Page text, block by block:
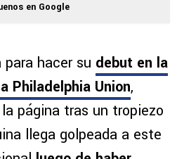
en Google
para hacer su debut en la
Philadelphia Union,
página tras un tropiezo
llega golpeada a este